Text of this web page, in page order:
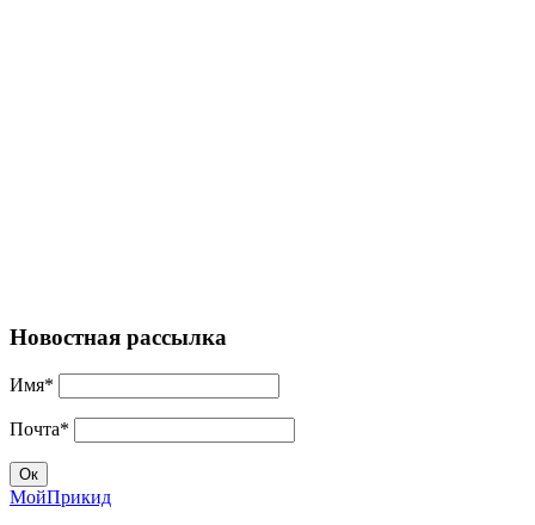
Новостная рассылка
Имя*
Почта*
МойПрикид